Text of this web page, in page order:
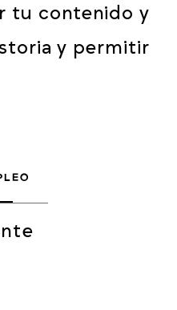
tu contenido y
y permitir